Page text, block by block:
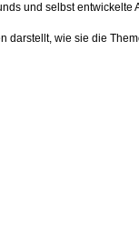
und selbst
darstellt, wie sie die